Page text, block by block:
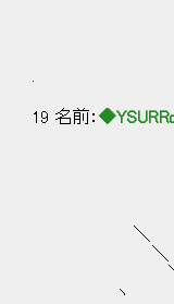
19 名前：
＼
＼
ヽ